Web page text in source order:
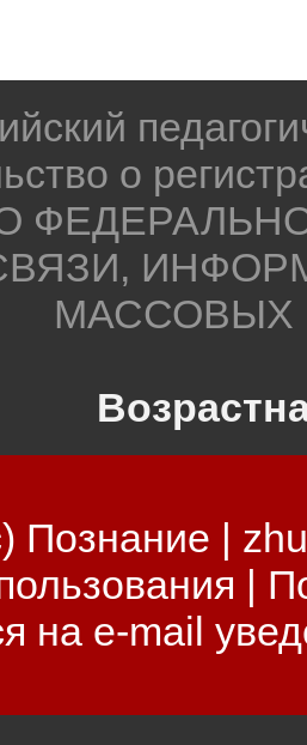
о
МАССОВЫХ
Познание |
|
на e-mail